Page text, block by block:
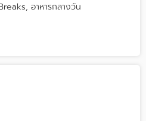
อาหารกลางวัน